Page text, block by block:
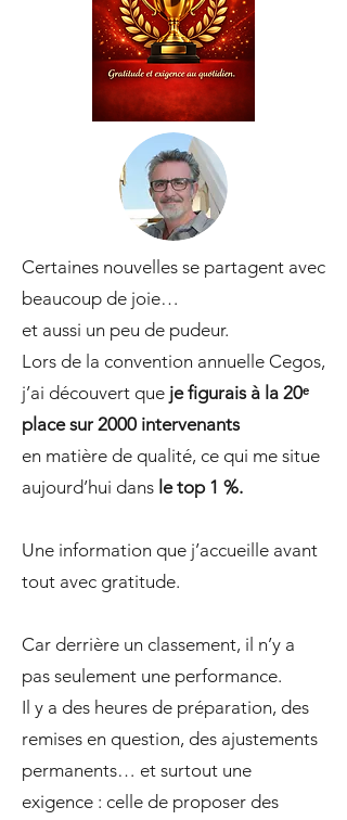
Certaines nouvelles se partagent avec
beaucoup de joie…
et aussi un peu de pudeur.
Lors de la convention annuelle Cegos,
j’ai découvert que je figurais à la 20ᵉ
place sur 2000 intervenants
en matière de qualité, ce qui me situe
aujourd’hui dans le top 1 %.
Une information que j’accueille avant
tout avec gratitude.
Car derrière un classement, il n’y a
pas seulement une performance.
Il y a des heures de préparation, des
remises en question, des ajustements
permanents… et surtout une
exigence : celle de proposer des